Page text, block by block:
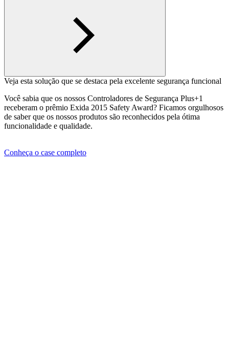
Veja esta solução que se destaca pela excelente segurança funcional
Você sabia que os nossos Controladores de Segurança Plus+1
receberam o prêmio Exida 2015 Safety Award? Ficamos orgulhosos
de saber que os nossos produtos são reconhecidos pela ótima
funcionalidade e qualidade.
Conheça o case completo